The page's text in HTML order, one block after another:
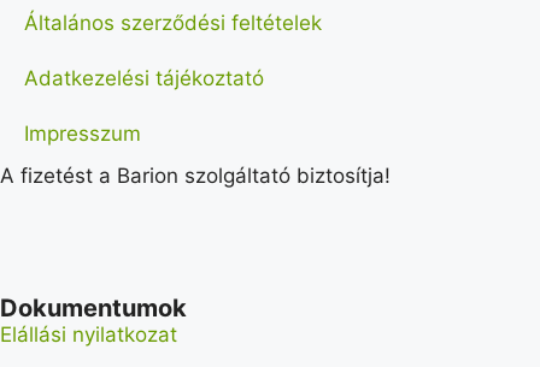
Általános szerződési feltételek
Adatkezelési tájékoztató
Impresszum
A fizetést a Barion szolgáltató biztosítja!
Dokumentumok
Elállási nyilatkozat